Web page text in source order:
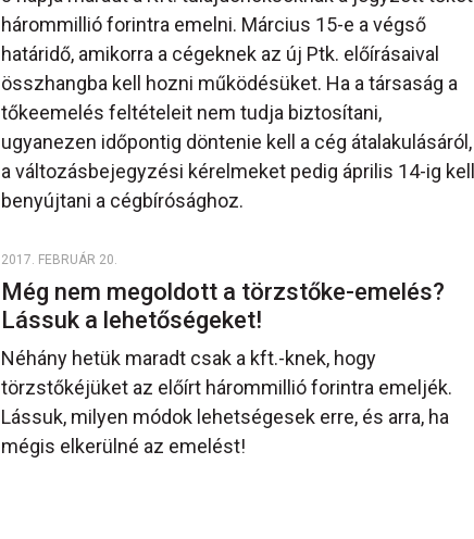
hárommillió forintra emelni. Március 15-e a végső
határidő, amikorra a cégeknek az új Ptk. előírásaival
összhangba kell hozni működésüket. Ha a társaság a
tőkeemelés feltételeit nem tudja biztosítani,
ugyanezen időpontig döntenie kell a cég átalakulásáról,
a változásbejegyzési kérelmeket pedig április 14-ig kell
benyújtani a cégbírósághoz.
2017. FEBRUÁR 20.
Még nem megoldott a törzstőke-emelés?
Lássuk a lehetőségeket!
Néhány hetük maradt csak a kft.-knek, hogy
törzstőkéjüket az előírt hárommillió forintra emeljék.
Lássuk, milyen módok lehetségesek erre, és arra, ha
mégis elkerülné az emelést!